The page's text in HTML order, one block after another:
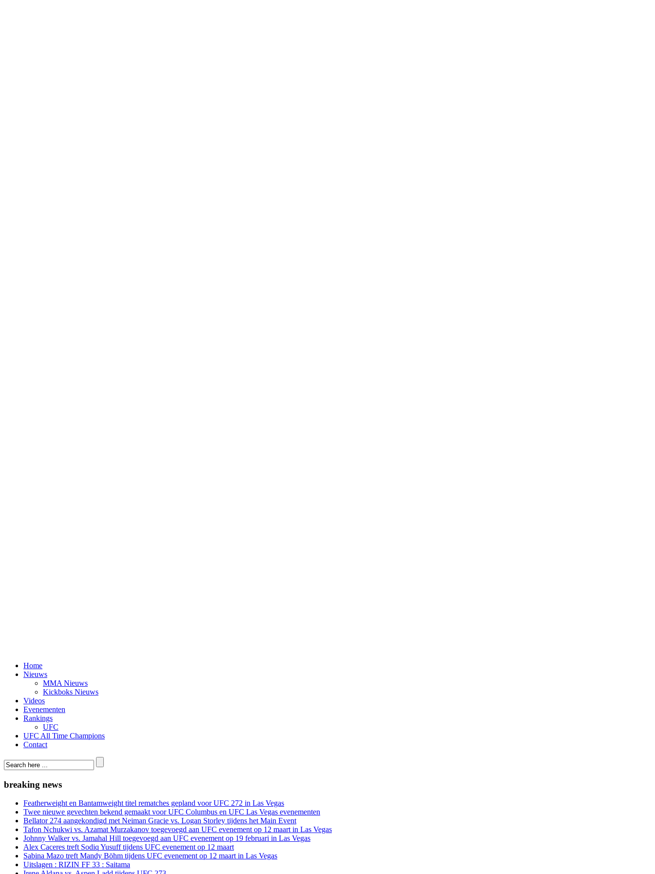
Home
Nieuws
MMA Nieuws
Kickboks Nieuws
Videos
Evenementen
Rankings
UFC
UFC All Time Champions
Contact
breaking news
Featherweight en Bantamweight titel rematches gepland voor UFC 272 in Las Vegas
Twee nieuwe gevechten bekend gemaakt voor UFC Columbus en UFC Las Vegas evenementen
Bellator 274 aangekondigd met Neiman Gracie vs. Logan Storley tijdens het Main Event
Tafon Nchukwi vs. Azamat Murzakanov toegevoegd aan UFC evenement op 12 maart in Las Vegas
Johnny Walker vs. Jamahal Hill toegevoegd aan UFC evenement op 19 februari in Las Vegas
Alex Caceres treft Sodiq Yusuff tijdens UFC evenement op 12 maart
Sabina Mazo treft Mandy Böhm tijdens UFC evenement op 12 maart in Las Vegas
Uitslagen : RIZIN FF 33 : Saitama